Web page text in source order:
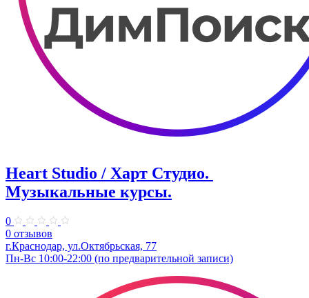
Heart Studio / Харт Студио. ​
Музыкальные курсы.
0
0 отзывов
г.Краснодар, ул.Октябрьская, 77
Пн-Вс 10:00-22:00 (по предварительной записи)